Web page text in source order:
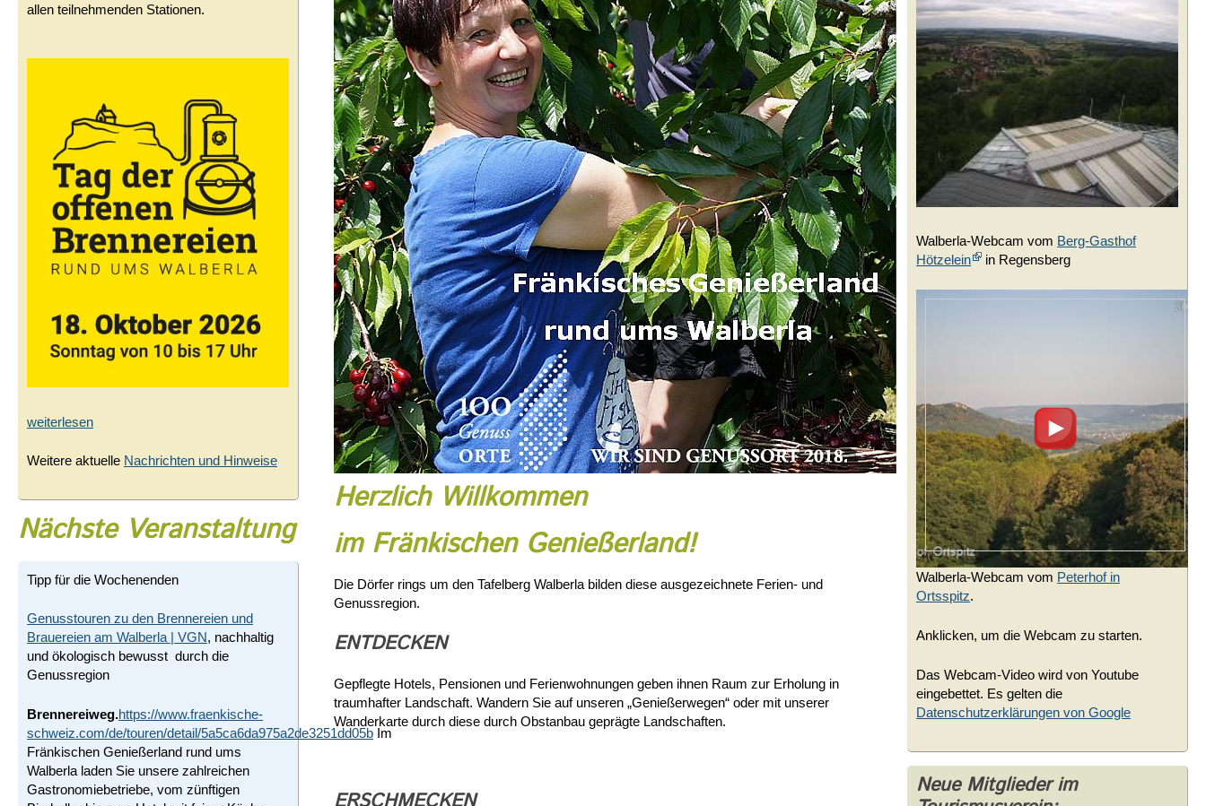
Herzlich Willkommen
im Fränkischen Genießerland!
Die Dörfer rings um den Tafelberg Walberla bilden diese ausgezeichnete Ferien- und
Genussregion.
ENTDECKEN
Gepflegte Hotels, Pensionen und Ferienwohnungen geben ihnen Raum zur Erholung in
traumhafter Landschaft. Wandern Sie auf unseren „Genießerwegen“ oder mit unserer
Wanderkarte durch diese durch Obstanbau geprägte Landschaften.
allen teilnehmenden Stationen.
weiterlesen
Weitere aktuelle Nachrichten und Hinweise
Nächste Veranstaltung
Tipp für die Wochenenden
Genusstouren zu den Brennereien und
Brauereien am Walberla | VGN, nachhaltig
und ökologisch bewusst durch die
Genussregion
Brennereiweg.https://www.fraenkische-
schweiz.com/de/touren/detail/5a5ca6da975a2de3251dd05b Im
Fränkischen Genießerland rund ums
Walberla laden Sie unsere zahlreichen
Gastronomiebetriebe, vom zünftigen
Walberla-Webcam vom Berg-Gasthof
Hötzelein
in Regensberg
Walberla-Webcam vom Peterhof in
Ortsspitz.
Anklicken, um die Webcam zu starten.
Das Webcam-Video wird von Youtube
eingebettet. Es gelten die
Datenschutzerklärungen von Google
Neue Mitglieder im